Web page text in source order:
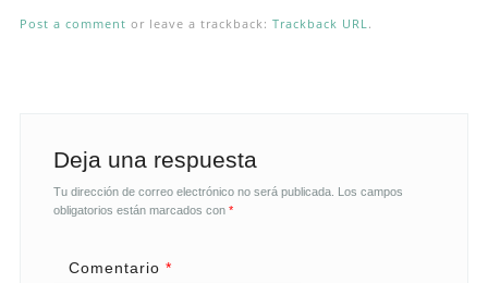
Post a comment or leave a trackback: Trackback URL .
Deja una respuesta
Tu dirección de correo electrónico no será publicada. Los campos
obligatorios están marcados con *
Comentario *